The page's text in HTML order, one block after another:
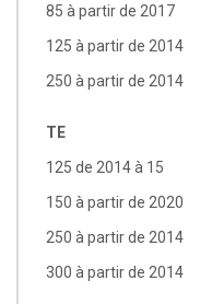
85 à partir de 2017
125 à partir de 2014
250 à partir de 2014
TE
125 de 2014 à 15
150 à partir de 2020
250 à partir de 2014
300 à partir de 2014